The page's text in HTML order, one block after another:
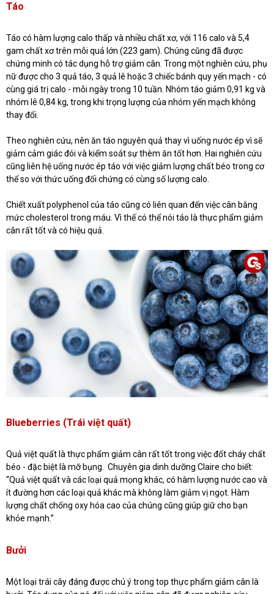
Táo
Táo có hàm lượng calo thấp và nhiều chất xơ, với 116 calo và 5,4
gam chất xơ trên mỗi quả lớn (223 gam). Chúng cũng đã được
chứng minh có tác dụng hỗ trợ giảm cân. Trong một nghiên cứu, phụ
nữ được cho 3 quả táo, 3 quả lê hoặc 3 chiếc bánh quy yến mạch - có
cùng giá trị calo - mỗi ngày trong 10 tuần. Nhóm táo giảm 0,91 kg và
nhóm lê 0,84 kg, trong khi trọng lượng của nhóm yến mạch không
thay đổi.
Theo nghiên cứu, nên ăn táo nguyên quả thay vì uống nước ép vì sẽ
giảm cảm giác đói và kiểm soát sự thèm ăn tốt hơn. Hai nghiên cứu
cũng liên hệ uống nước ép táo với việc giảm lượng chất béo trong cơ
thể so với thức uống đối chứng có cùng số lượng calo.
Chiết xuất polyphenol của táo cũng có liên quan đến việc cân bằng
mức cholesterol trong máu. Vì thế có thể nói táo là thực phẩm giảm
cân rất tốt và có hiệu quả.
Blueberries (Trái việt quất)
Quả việt quất là thực phẩm giảm cân rất tốt trong việc đốt cháy chất
béo - đặc biệt là mỡ bụng. Chuyên gia dinh dưỡng Claire cho biết:
“Quả việt quất và các loại quả mọng khác, có hàm lượng nước cao và
ít đường hơn các loại quả khác mà không làm giảm vị ngọt. Hàm
lượng chất chống oxy hóa cao của chúng cũng giúp giữ cho bạn
khỏe mạnh.”
Bưởi
Một loại trái cây đáng được chú ý trong top thực phẩm giảm cân là